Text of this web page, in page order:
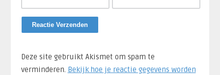
Deze site gebruikt Akismet om spam te
verminderen. Bekijk hoe je reactie gegevens worden